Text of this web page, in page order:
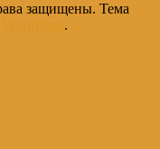
защищены. Тема
.